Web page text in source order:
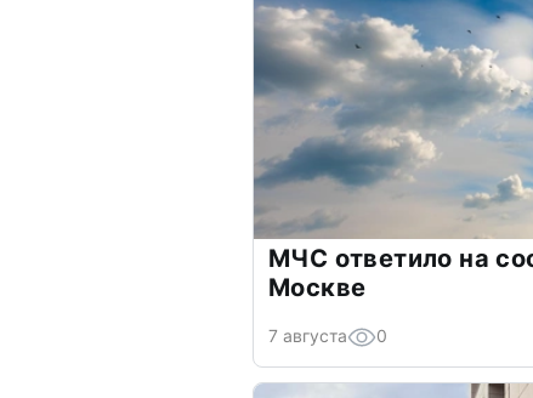
МЧС ответило на
Москве
7 августа 0